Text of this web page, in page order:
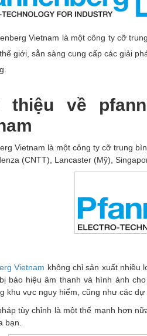
Vietnam là một công ty cỡ
giới, sẵn sàng cung cấp các giải
thiệu về
Vietnam là một công ty cỡ trung
(CNTT), Lancaster (Mỹ),
Vietnam không chỉ sản xuất nhiều
báo hiệu âm thanh và hình ảnh
khu vực nguy hiểm, cũng như các
tùy chỉnh là một thế mạnh hơn
bạn.